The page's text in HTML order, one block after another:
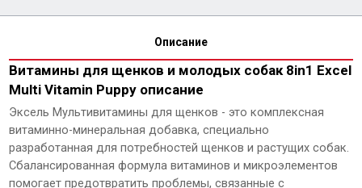
Описание
Витамины для щенков и молодых собак 8in1 Excel
Multi Vitamin Puppy описание
Эксель Мультивитамины для щенков - это комплексная
витаминно-минеральная добавка, специально
разработанная для потребностей щенков и растущих собак.
Сбалансированная формула витаминов и микроэлементов
помогает предотвратить проблемы, связанные с